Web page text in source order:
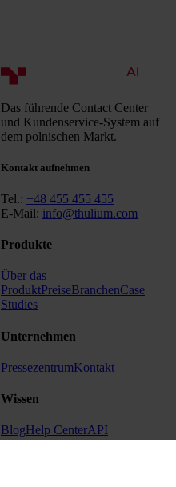
Das führende Contact Center
und Kundenservice-System auf
dem polnischen Markt.
Kontakt aufnehmen
Tel.: +48 455 455 455
E-Mail: info@thulium.com
Produkte
Über das
ProduktPreiseBranchenCase
Studies
Unternehmen
PressezentrumKontakt
Wissen
BlogHelp CenterAPI